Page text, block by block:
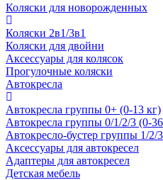
Коляски для новорожденных
Коляски 2в1/3в1
Коляски для двойни
Аксессуары для колясок
Прогулочные коляски
Автокресла
Автокресла группы 0+ (0-13 кг)
Автокресла группы 0/1/2/3 (0-
Автокресло-бустер группы 1/2/
Аксессуары для автокресел
Адаптеры для автокресел
Детская мебель